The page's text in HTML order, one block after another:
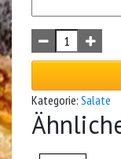
Kategorie: Salate